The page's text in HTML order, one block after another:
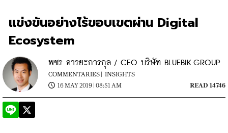
แข่งขันอย่างไร้ขอบเขตผ่าน Digital
Ecosystem
พชร อารยะการกุล / CEO บริษัท BLUEBIK GROUP
COMMENTARIES | INSIGHTS
16 MAY 2019 | 08:51 AM
READ 14746